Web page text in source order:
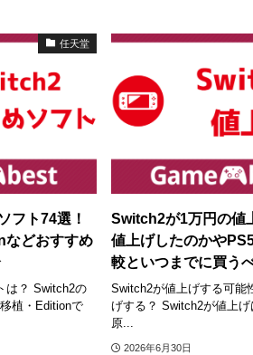
任天堂
フト74選！
などおすすめ
は？ Switch2の
植・Editionで
Switch2が1万円の値
値上げしたのかや
較といつまでに買う
Switch2が値上げする可能
げする？ Switch2が値上
原...
2026年6月30日